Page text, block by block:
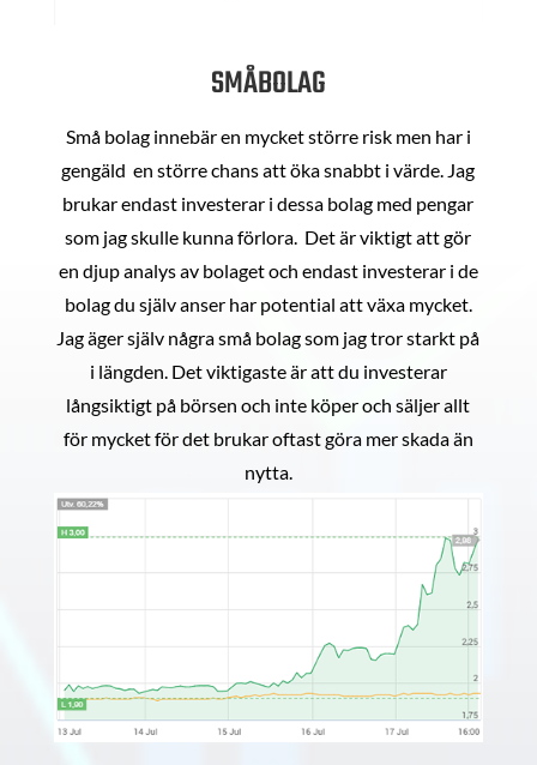
SMÅBOLAG
Små bolag innebär en mycket större risk men har i
gengäld en större chans att öka snabbt i värde. Jag
brukar endast investerar i dessa bolag med pengar
som jag skulle kunna förlora. Det är viktigt att gör
en djup analys av bolaget och endast investerar i de
bolag du själv anser har potential att växa mycket.
Jag äger själv några små bolag som jag tror starkt på
i längden. Det viktigaste är att du investerar
långsiktigt på börsen och inte köper och säljer allt
för mycket för det brukar oftast göra mer skada än
nytta.